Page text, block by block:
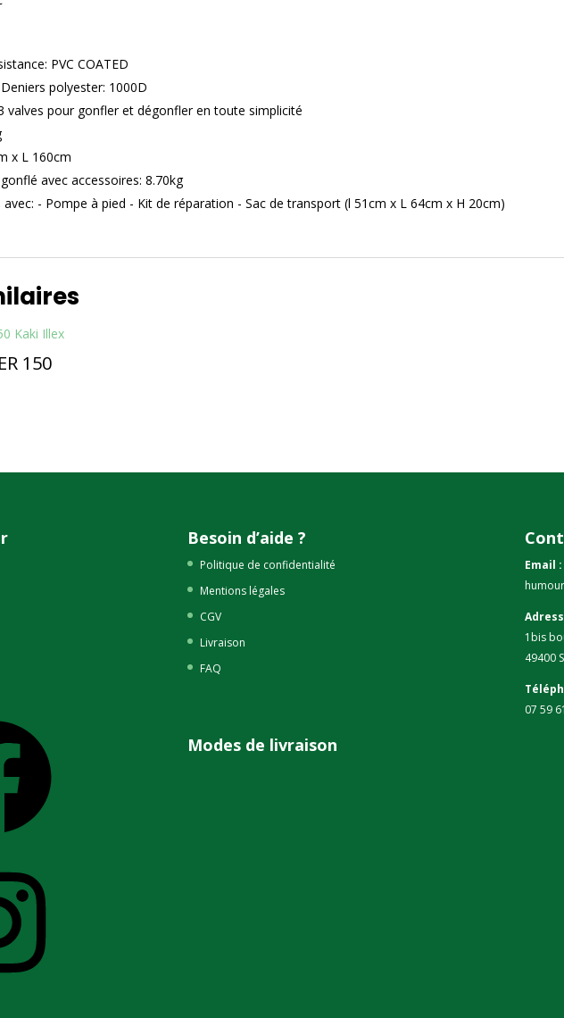
PVC COATED
polyester: 1000D
valves pour gonfler et dégonfler en toute simplicité
x L 160cm
avec accessoires: 8.70kg
avec: - Pompe à pied - Kit de réparation - Sac de transport (l 51cm x L 64cm x H 20cm)
150
Besoin d’aide ?
Politique de confidentialité
Mentions légales
CGV
Livraison
FAQ
Modes de livraison
Email :
1bis
49400
07 59